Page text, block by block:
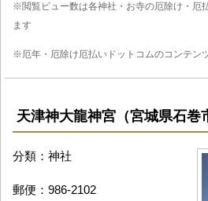
※閲覧ビュー数は各神社・お寺の厄除け・厄
ます
※厄年・厄除け厄払いドットコムのコンテン
天津神大龍神宮（宮城県石巻
分類：神社
郵便：986-2102